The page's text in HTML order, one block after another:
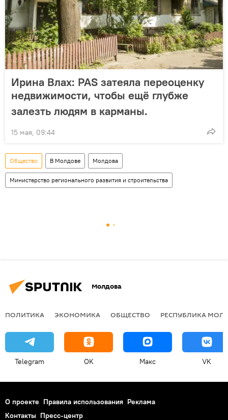
Ирина Влах: PAS затеяла переоценку
недвижимости, чтобы ещё глубже
залезть людям в карманы.
15 мая, 09:44
Общество В Молдове Молдова
Министерство регионального развития и строительства
Молдова
ПОЛИТИКА ЭКОНОМИКА ОБЩЕСТВО РЕСПУБЛИКА
Telegram OK Макс VK
О проекте Правила использования Реклама
Контакты Пресс-центр